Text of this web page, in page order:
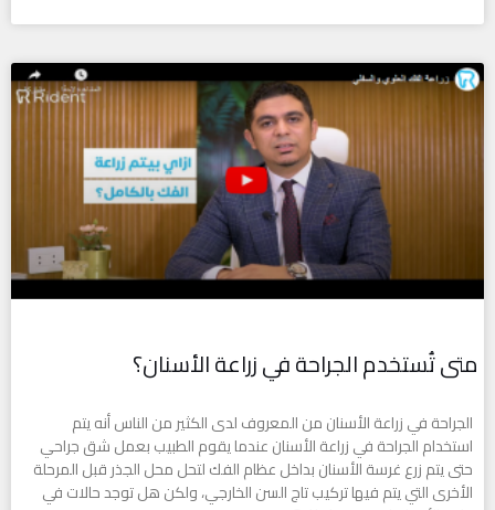
متى تُستخدم الجراحة في زراعة الأسنان؟
الجراحة في زراعة الأسنان من المعروف لدى الكثير من الناس أنه يتم
استخدام الجراحة في زراعة الأسنان عندما يقوم الطبيب بعمل شق جراحي
حتى يتم زرع غرسة الأسنان بداخل عظام الفك لتحل محل الجذر قبل المرحلة
الأخرى التي يتم فيها تركيب تاج السن الخارجي، ولكن هل توجد حالات في